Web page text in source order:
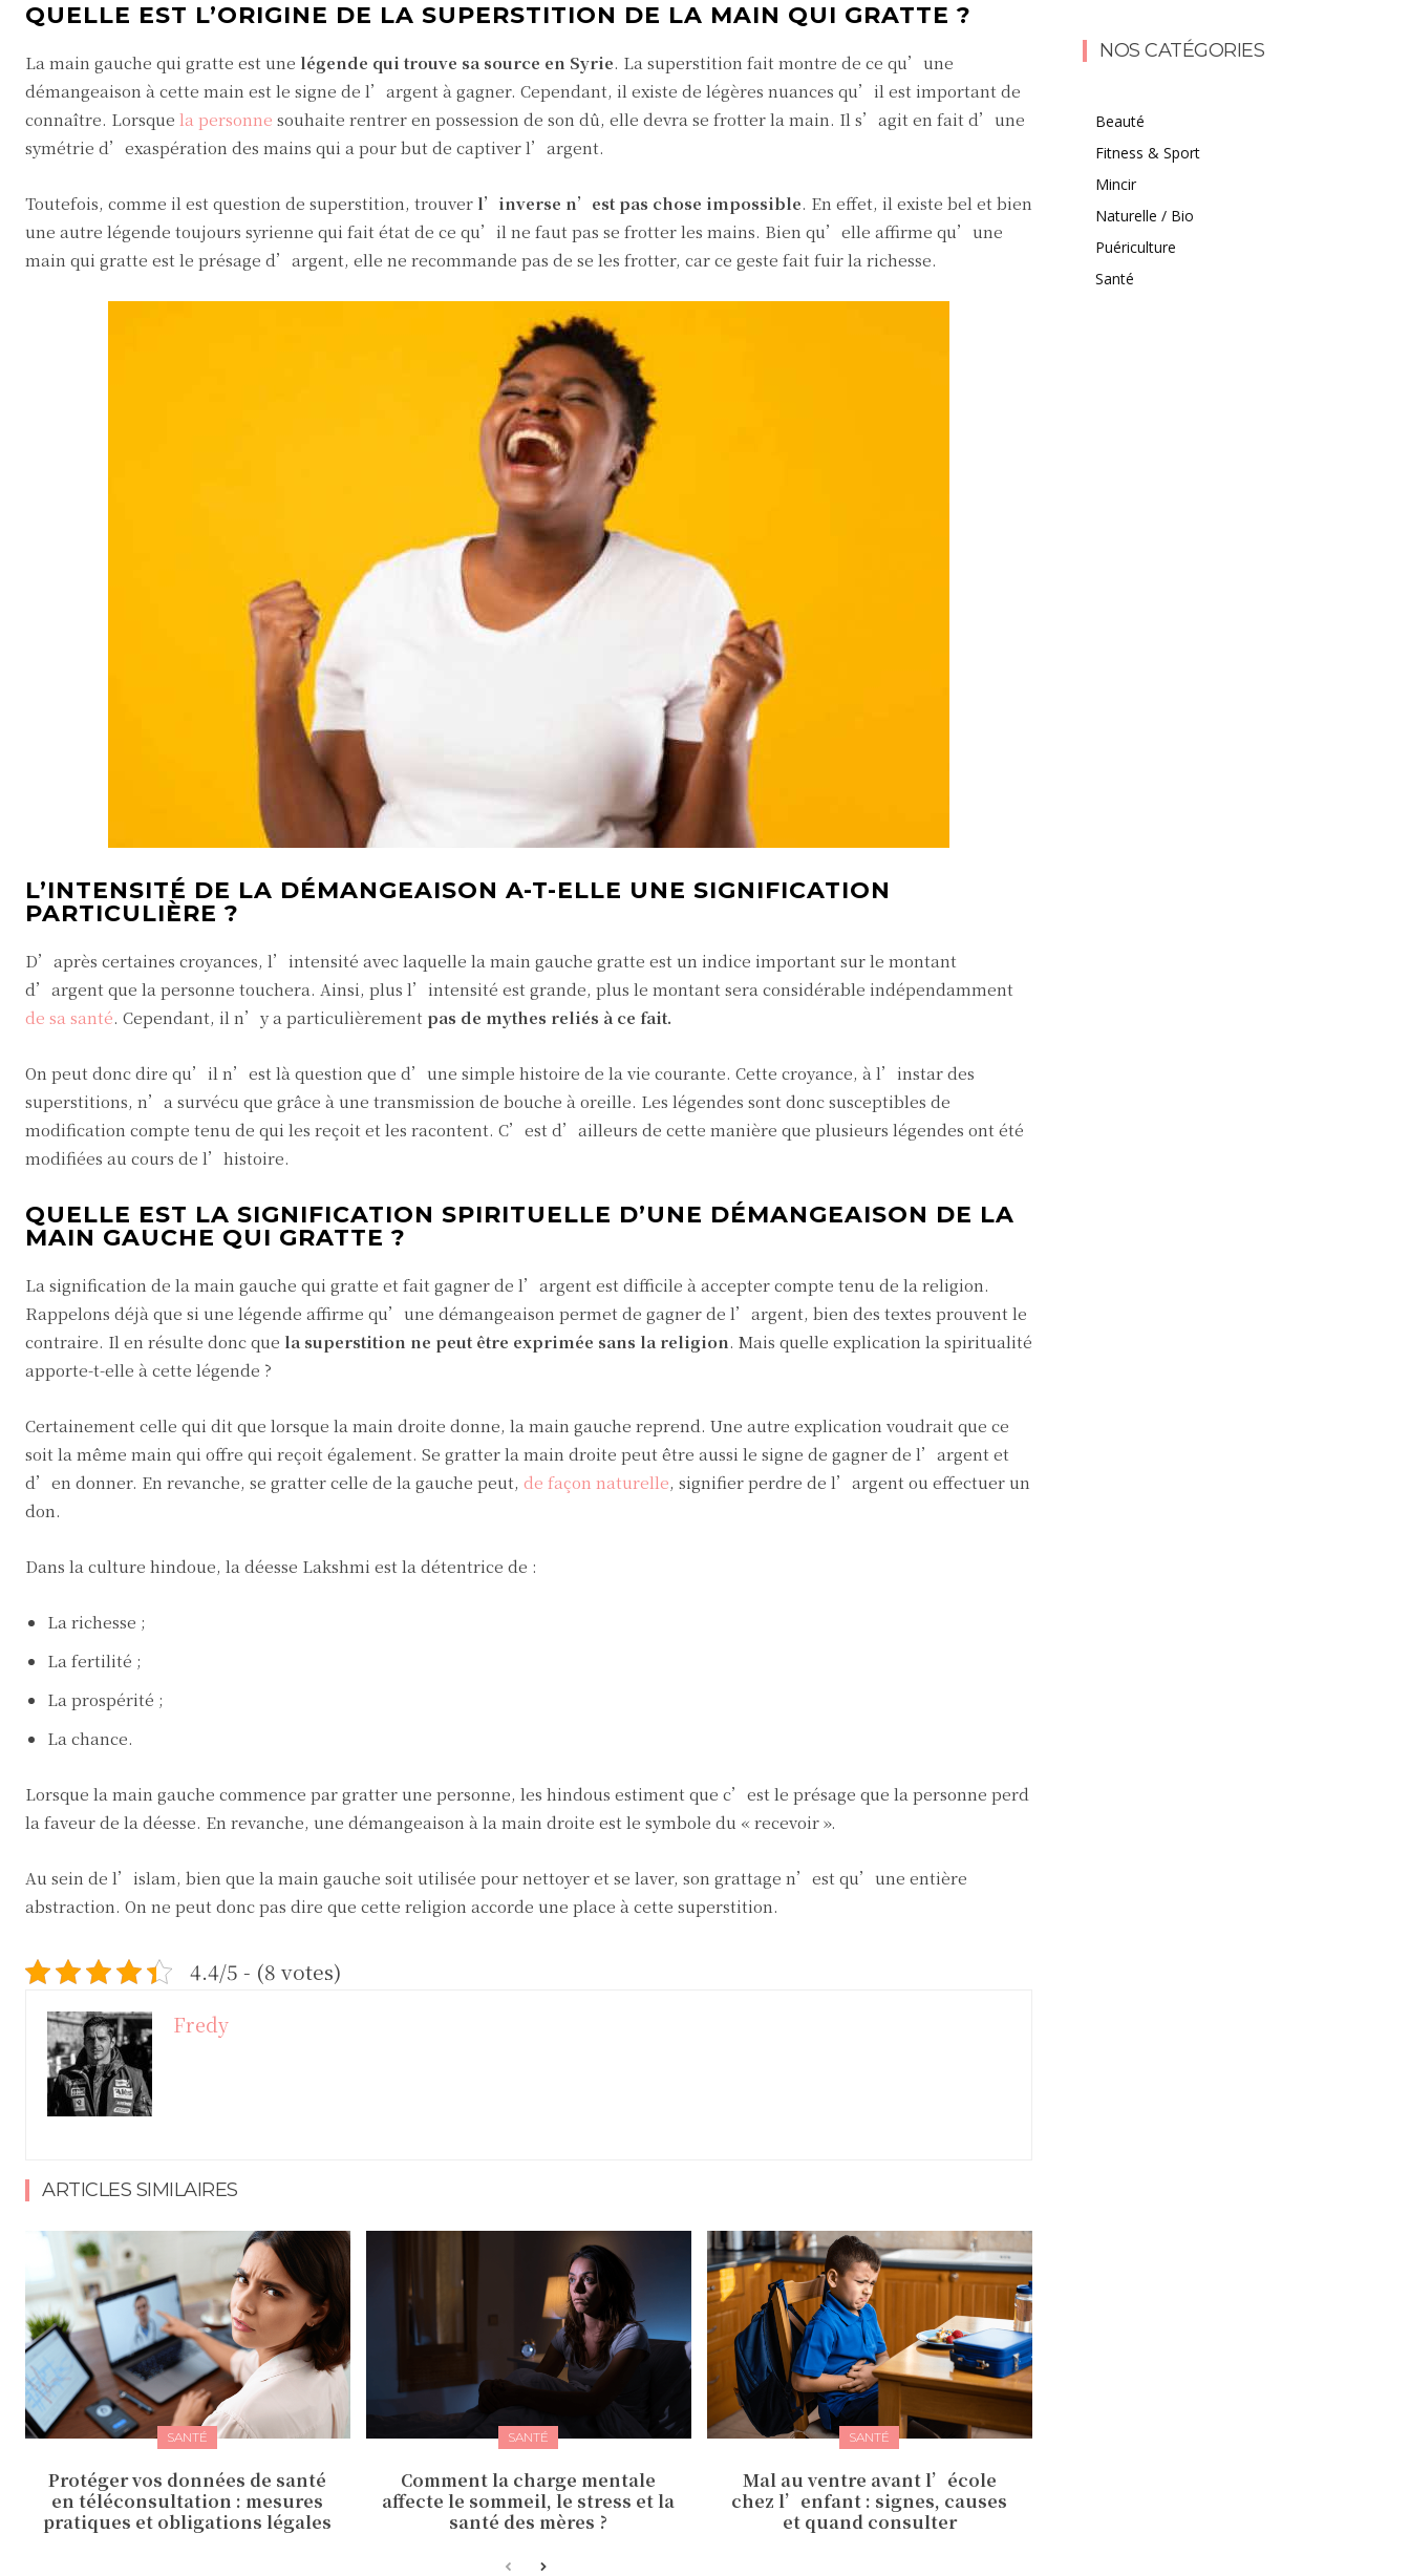
QUELLE EST L’ORIGINE DE LA SUPERSTITION DE LA MAIN QUI GRATTE ?
La main gauche qui gratte est une légende qui trouve sa source en Syrie. La superstition fait montre de ce qu’une
démangeaison à cette main est le signe de l’argent à gagner. Cependant, il existe de légères nuances qu’il est important de
connaître. Lorsque la personne souhaite rentrer en possession de son dû, elle devra se frotter la main. Il s’agit en fait d’une
symétrie d’exaspération des mains qui a pour but de captiver l’argent.
Toutefois, comme il est question de superstition, trouver l’inverse n’est pas chose impossible. En effet, il existe bel et bien
une autre légende toujours syrienne qui fait état de ce qu’il ne faut pas se frotter les mains. Bien qu’elle affirme qu’une
main qui gratte est le présage d’argent, elle ne recommande pas de se les frotter, car ce geste fait fuir la richesse.
L’INTENSITÉ DE LA DÉMANGEAISON A-T-ELLE UNE SIGNIFICATION
PARTICULIÈRE ?
D’après certaines croyances, l’intensité avec laquelle la main gauche gratte est un indice important sur le montant
d’argent que la personne touchera. Ainsi, plus l’intensité est grande, plus le montant sera considérable indépendamment
de sa santé. Cependant, il n’y a particulièrement pas de mythes reliés à ce fait.
On peut donc dire qu’il n’est là question que d’une simple histoire de la vie courante. Cette croyance, à l’instar des
superstitions, n’a survécu que grâce à une transmission de bouche à oreille. Les légendes sont donc susceptibles de
modification compte tenu de qui les reçoit et les racontent. C’est d’ailleurs de cette manière que plusieurs légendes ont été
modifiées au cours de l’histoire.
QUELLE EST LA SIGNIFICATION SPIRITUELLE D’UNE DÉMANGEAISON DE LA
MAIN GAUCHE QUI GRATTE ?
La signification de la main gauche qui gratte et fait gagner de l’argent est difficile à accepter compte tenu de la religion.
Rappelons déjà que si une légende affirme qu’une démangeaison permet de gagner de l’argent, bien des textes prouvent le
contraire. Il en résulte donc que la superstition ne peut être exprimée sans la religion. Mais quelle explication la spiritualité
apporte-t-elle à cette légende ?
Certainement celle qui dit que lorsque la main droite donne, la main gauche reprend. Une autre explication voudrait que ce
soit la même main qui offre qui reçoit également. Se gratter la main droite peut être aussi le signe de gagner de l’argent et
d’en donner. En revanche, se gratter celle de la gauche peut, de façon naturelle, signifier perdre de l’argent ou effectuer un
don.
Dans la culture hindoue, la déesse Lakshmi est la détentrice de :
La richesse ;
La fertilité ;
La prospérité ;
La chance.
Lorsque la main gauche commence par gratter une personne, les hindous estiment que c’est le présage que la personne perd
la faveur de la déesse. En revanche, une démangeaison à la main droite est le symbole du « recevoir ».
Au sein de l’islam, bien que la main gauche soit utilisée pour nettoyer et se laver, son grattage n’est qu’une entière
abstraction. On ne peut donc pas dire que cette religion accorde une place à cette superstition.
4.4/5 - (8 votes)
Fredy
ARTICLES SIMILAIRES
SANTÉ
Protéger vos données de santé
en téléconsultation : mesures
pratiques et obligations légales
SANTÉ
Comment la charge mentale
affecte le sommeil, le stress et la
santé des mères ?
SANTÉ
Mal au ventre avant l’école
chez l’enfant : signes, causes
et quand consulter
NOS CATÉGORIES
Beauté
Fitness & Sport
Mincir
Naturelle / Bio
Puériculture
Santé